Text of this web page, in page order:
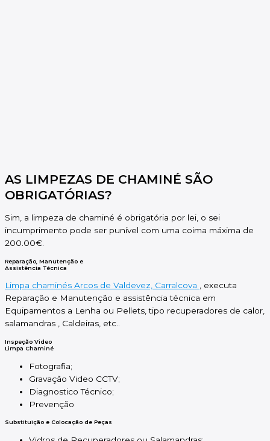
AS LIMPEZAS DE CHAMINÉ SÃO
OBRIGATÓRIAS?
Sim, a limpeza de chaminé é obrigatória por lei, o sei
incumprimento pode ser punível com uma coima máxima de
200.00€.
Reparação, Manutenção e
Assistência Técnica
Limpa chaminés Arcos de Valdevez, Carralcova
, executa
Reparação e Manutenção e assistência técnica em
Equipamentos a Lenha ou Pellets, tipo recuperadores de calor,
salamandras , Caldeiras, etc..
Inspeção Video
Limpa Chaminé
Fotografia;
Gravação Video CCTV;
Diagnostico Técnico;
Prevenção
Substituição e Colocação de Peças